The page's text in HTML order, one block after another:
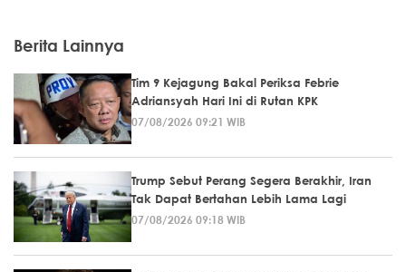
Berita Lainnya
Tim 9 Kejagung Bakal Periksa Febrie
Adriansyah Hari Ini di Rutan KPK
07/08/2026 09:21 WIB
Trump Sebut Perang Segera Berakhir, Iran
Tak Dapat Bertahan Lebih Lama Lagi
07/08/2026 09:18 WIB